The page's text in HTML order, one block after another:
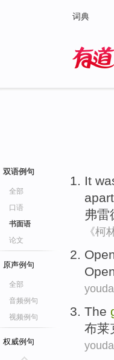
词典
双语例句
全部
口语
书面语
论文
原声例句
全部
音频例句
视频例句
权威例句
It
apart
弗雷
《柯
The
布莱